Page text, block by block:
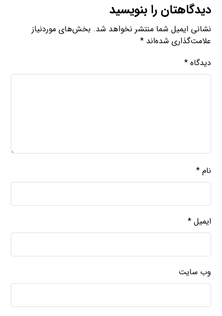
دیدگاهتان را بنویسید
نشانی ایمیل شما منتشر نخواهد شد. بخش‌های موردنیاز
علامت‌گذاری شده‌اند*
دیدگاه*
نام*
ایمیل*
وب‌ سایت